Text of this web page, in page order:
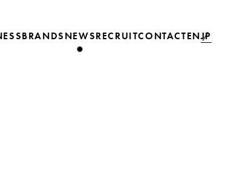
BRANDSNEWSRECRUITCONTACTENJP